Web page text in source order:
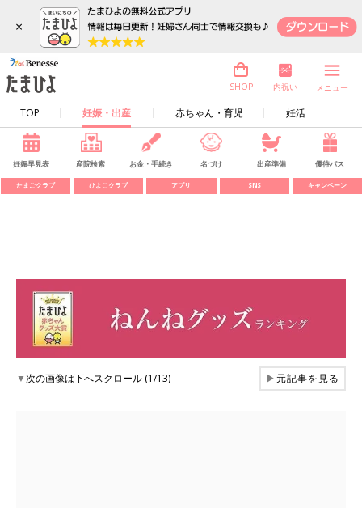
×
TOP 妊娠・出産 赤ちゃん・育児 妊活
SHOP 内祝い メニュー
妊娠早見表 産院検索 お金・手続き 名づけ 出産準備 優待パス
たまごクラブ ひよこクラブ アプリ SNS キャンペーン
▼次の画像は下へスクロール (1/13) ▶元記事を見る